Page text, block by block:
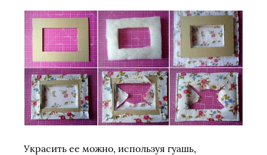
Украсить ее можно, используя гуашь,